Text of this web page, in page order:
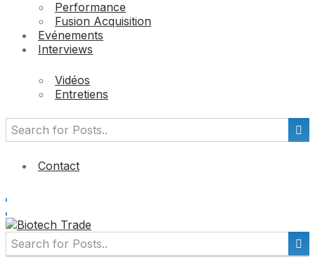
Performance
Fusion Acquisition
Evénements
Interviews
Vidéos
Entretiens
Contact